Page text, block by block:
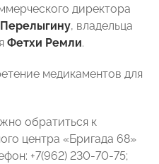
директора
Перелыгину, владельца
Фетхи Ремли.
медикаментов для
обратиться к
центра «Бригада 68»
+7(962) 230-70-75;